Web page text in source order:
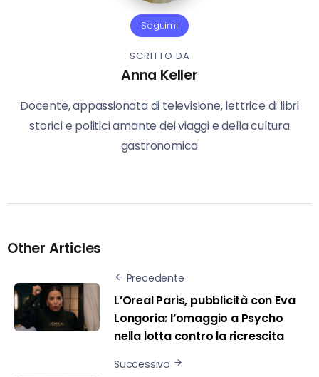
Seguimi
SCRITTO DA
Anna Keller
Docente, appassionata di televisione, lettrice di libri
storici e politici amante dei viaggi e della cultura
gastronomica
Other Articles
Precedente
L’Oreal Paris, pubblicità con Eva
Longoria: l’omaggio a Psycho
nella lotta contro la ricrescita
Successivo